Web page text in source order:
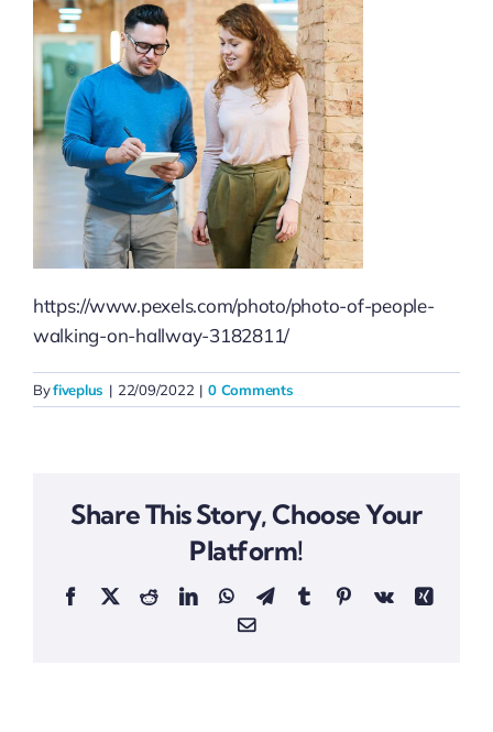
https://www.pexels.com/photo/photo-of-people-
walking-on-hallway-3182811/
Byfiveplus | 22/09/2022 | 0 Comments
Share This Story, Choose Your
Platform!
Facebook
X RedditLinkedInWhatsApp
TelegramTumblrPinterest
Vk
Xing
Email